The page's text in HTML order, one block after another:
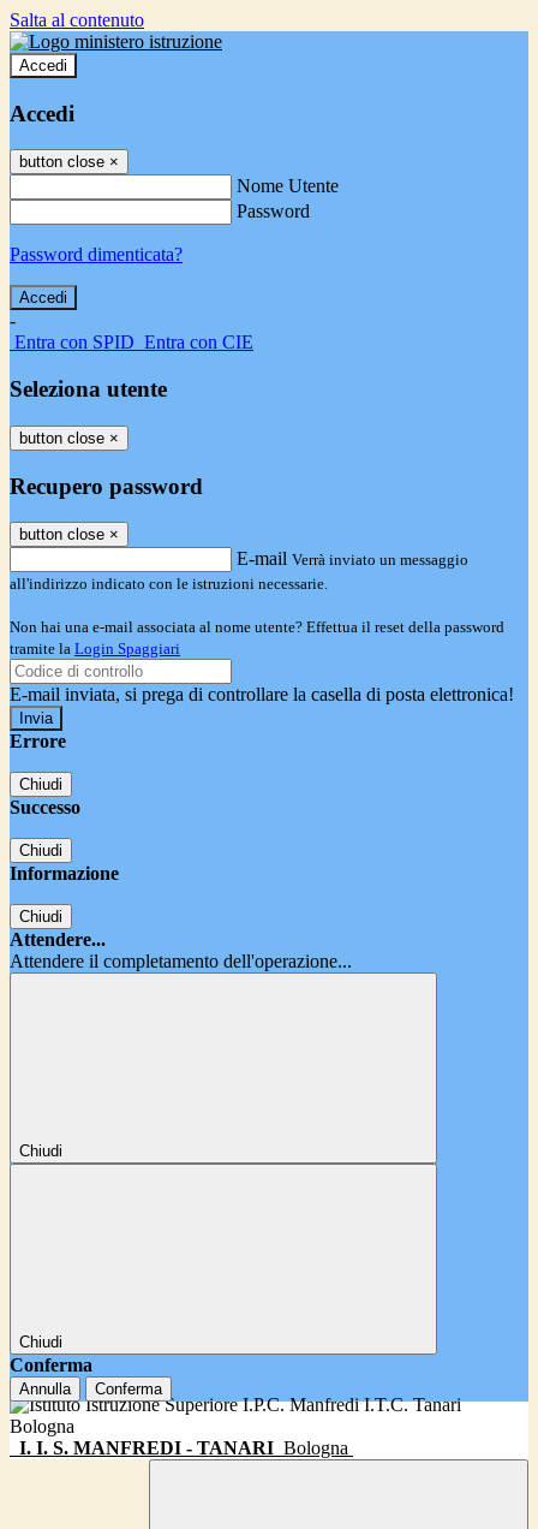
Salta al contenuto
Accedi
Accedi
button close ×
Nome Utente
Password
Password dimenticata?
-
Entra con SPID Entra con CIE
Seleziona utente
button close ×
Recupero password
button close ×
E-mail Verrà inviato un messaggio
all'indirizzo indicato con le istruzioni necessarie.
Non hai una e-mail associata al nome utente? Effettua il reset della password
tramite la Login Spaggiari
E-mail inviata, si prega di controllare la casella di posta elettronica!
Errore
Chiudi
Successo
Chiudi
Informazione
Chiudi
Attendere...
Attendere il completamento dell'operazione...
Chiudi
Chiudi
Conferma
Annulla Conferma
I. I. S. MANFREDI - TANARI Bologna